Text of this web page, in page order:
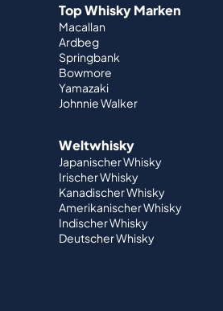
Top Whisky Marken
Macallan
Ardbeg
Springbank
Bowmore
Yamazaki
Johnnie Walker
Weltwhisky
Japanischer Whisky
Irischer Whisky
Kanadischer Whisky
Amerikanischer Whisky
Indischer Whisky
Deutscher Whisky